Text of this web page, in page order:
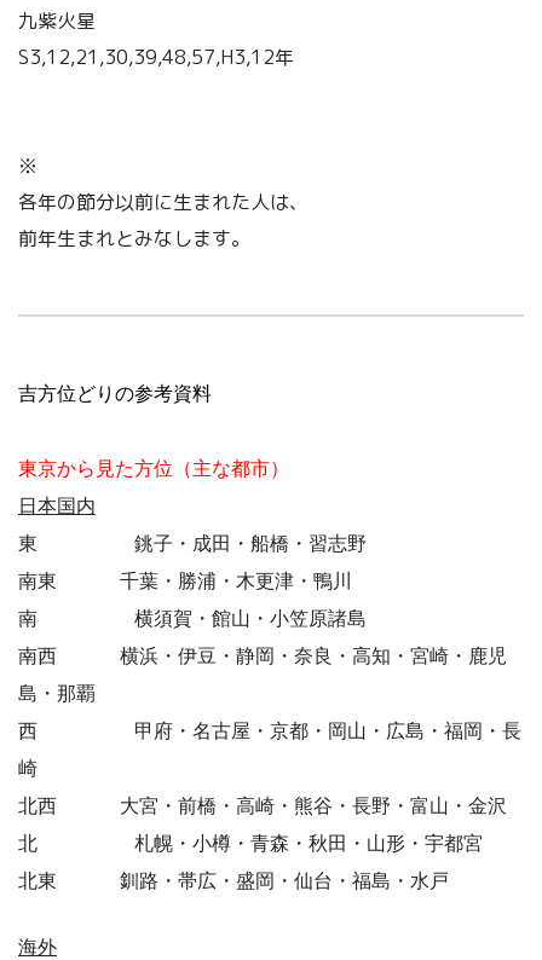
九紫火星
S3,12,21,30,39,48,57,H3,12年
※
各年の節分以前に生まれた人は、
前年生まれとみなします。
吉方位どりの参考資料
東京から見た方位（主な都市）
日本国内
東 銚子・成田・船橋・習志野
南東 千葉・勝浦・木更津・鴨川
南 横須賀・館山・小笠原諸島
南西 横浜・伊豆・静岡・奈良・高知・宮崎・鹿児
島・那覇
西 甲府・名古屋・京都・岡山・広島・福岡・長
崎
北西 大宮・前橋・高崎・熊谷・長野・富山・金沢
北 札幌・小樽・青森・秋田・山形・宇都宮
北東 釧路・帯広・盛岡・仙台・福島・水戸
海外